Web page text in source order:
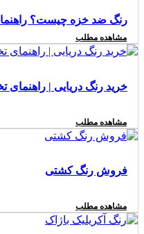
رنگ ضد خزه چیست؟
خزه دریایی
مشاهده مطلب
خرید رنگ دریایی | راهنمای
مشاهده مطلب
فروش رنگ کشتی
مشاهده مطلب